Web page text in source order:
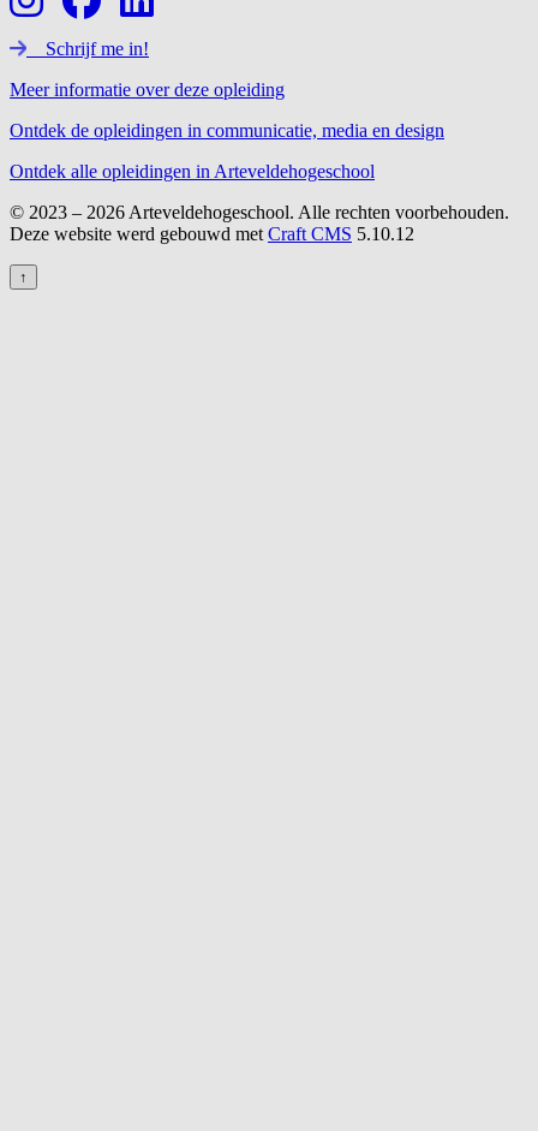
Schrijf me in!
Meer informatie over deze opleiding
Ontdek de opleidingen in communicatie, media en design
Ontdek alle opleidingen in Arteveldehogeschool
© 2023 – 2026 Arteveldehogeschool. Alle rechten voorbehouden.
Deze website werd gebouwd met Craft CMS 5.10.12
↑